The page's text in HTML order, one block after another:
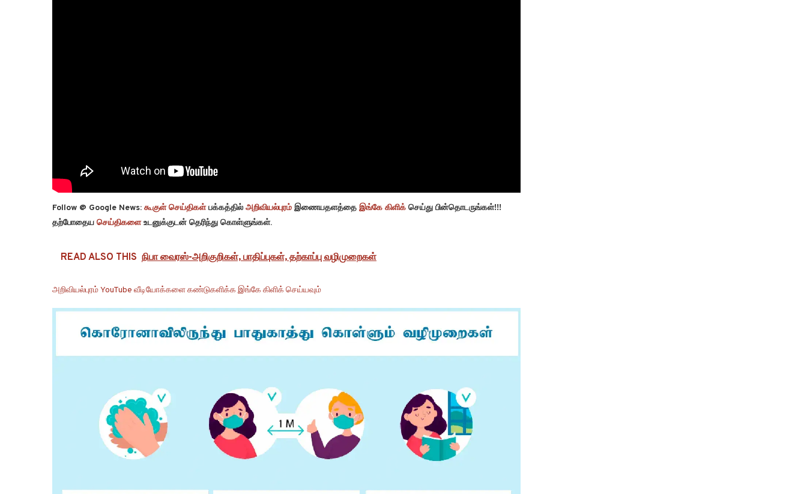
Follow @ Google News: கூகுள் செய்திகள்பக்கத்தில் அறிவியல்புரம் இணையதளத்தை இங்கே கிளிக் செய்து பின்தொடருங்கள்!!!
தற்போதைய செய்திகளைஉடனுக்குடன் தெரிந்து கொள்ளுங்கள்.
READ ALSO THIS நிபா வைரஸ்-அறிகுறிகள், பாதிப்புகள், தற்காப்பு வழிமுறைகள்
அறிவியல்புரம் YouTube வீடியோக்களை கண்டுகளிக்க இங்கே கிளிக் செய்யவும்